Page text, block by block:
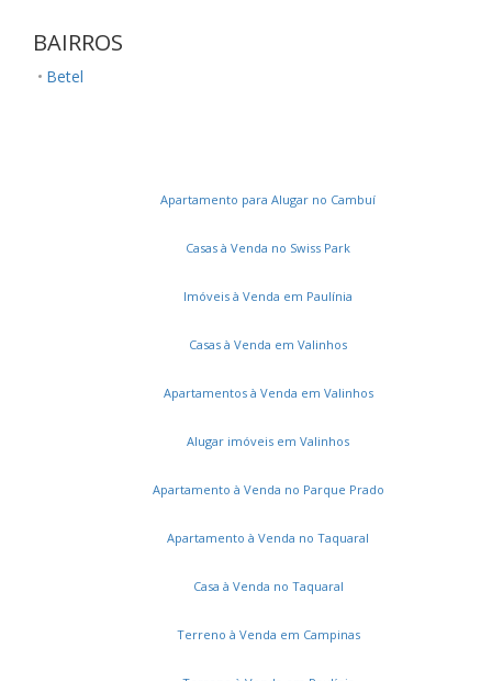
BAIRROS
Betel
Apartamento para Alugar no Cambuí
Casas à Venda no Swiss Park
Imóveis à Venda em Paulínia
Casas à Venda em Valinhos
Apartamentos à Venda em Valinhos
Alugar imóveis em Valinhos
Apartamento à Venda no Parque Prado
Apartamento à Venda no Taquaral
Casa à Venda no Taquaral
Terreno à Venda em Campinas